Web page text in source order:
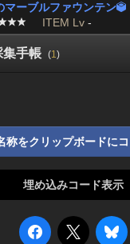
マーブルファウンテン
ITEM Lv -
集手帳 (1)
称をクリップボードに
埋め込みコード表示